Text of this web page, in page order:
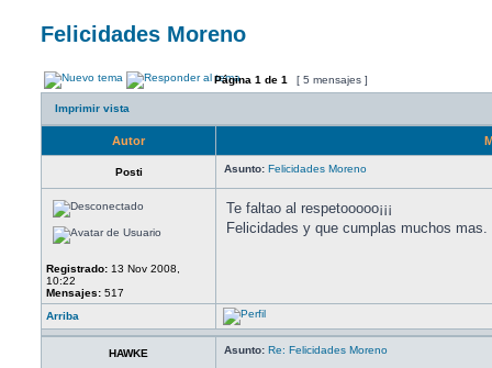
Felicidades Moreno
Página 1 de 1 [ 5 mensajes ]
Imprimir vista
Autor
Posti Asunto: Felicidades Moreno
Registrado: 13 Nov 2008,
10:22
Mensajes: 517
Te faltao al respetooooo¡¡¡
Felicidades y que cumplas muchos mas.
Arriba
HAWKE Asunto: Re: Felicidades Moreno